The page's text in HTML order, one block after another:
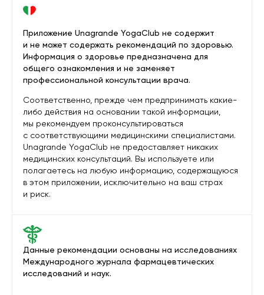
Данные рекомендации основаны на исследованиях
Международного журнала фармацевтических
исследований и наук.
Приложение Unagrande YogaClub не содержит
и не может содержать рекомендаций по здоровью.
Информация о здоровье предназначена для
общего ознакомления и не заменяет
профессиональной консультации врача.
Соответственно, прежде чем предпринимать какие-
либо действия на основании такой информации,
мы рекомендуем проконсультироваться
с соответствующими медицинскими специалистами.
Unagrande YogaClub не предоставляет никаких
медицинских консультаций. Вы используете или
полагаетесь на любую информацию, содержащуюся
в этом приложении, исключительно на ваш страх
и риск.